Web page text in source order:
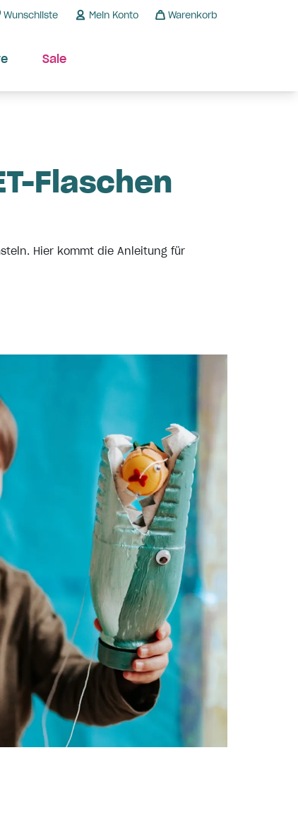
Wunschliste Mein Konto Warenkorb
Sale
Flaschen
Hier kommt die Anleitung für